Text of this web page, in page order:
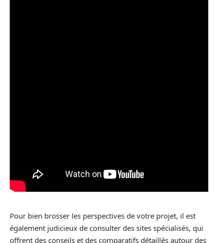
Pour bien brosser les perspectives de votre projet, il est
également judicieux de consulter des sites spécialisés, qui
offrent des conseils et des comparatifs détaillés autour des